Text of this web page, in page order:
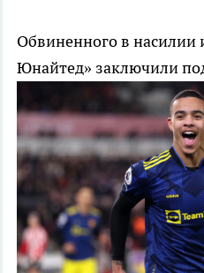
Обвиненного в насилии
Юнайтед» заключили